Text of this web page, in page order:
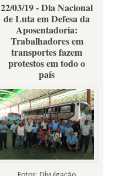
22/03/19 - Dia Nacional
de Luta em Defesa da
Aposentadoria:
Trabalhadores em
transportes fazem
protestos em todo o
país